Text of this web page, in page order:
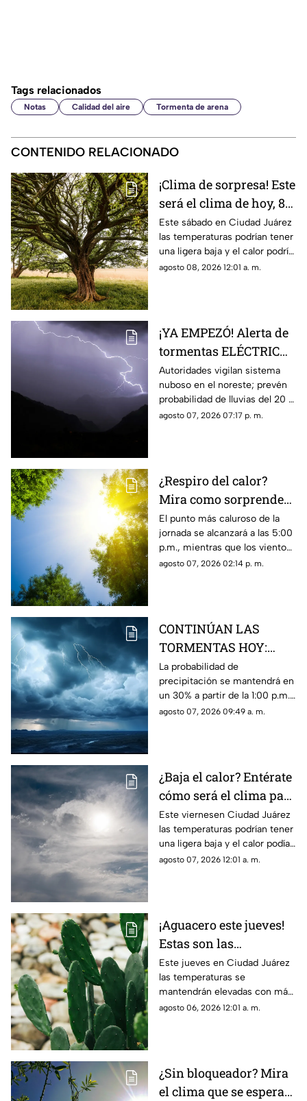
Tags relacionados
Notas Calidad del aire Tormenta de arena
CONTENIDO RELACIONADO
¡Clima de sorpresa! Este
será el clima de hoy, 8
de agosto, en Ciudad
Juárez
Este sábado en Ciudad Juárez
las temperaturas podrían tener
una ligera baja y el calor podría
dar un respiro
agosto 08, 2026 12:01 a. m.
¡YA EMPEZÓ! Alerta de
tormentas ELÉCTRICAS
para este viernes se
mantiene vigente:
Protección civil
Autoridades vigilan sistema
nuboso en el noreste; prevén
probabilidad de lluvias del 20 al
30% con riesgo de granizo,
agosto 07, 2026 07:17 p. m.
¿Respiro del calor?
Mira como sorprenderá
el clima de mañana 8
de agosto, en Ciudad
Juárez
El punto más caluroso de la
jornada se alcanzará a las 5:00
p.m., mientras que los vientos
registrarán velocidades de
agosto 07, 2026 02:14 p. m.
CONTINÚAN LAS
TORMENTAS HOY:
Mira las
probabilidades de
lluvia y VIENTOS para
este viernes en Ciudad
La probabilidad de
precipitación se mantendrá en
un 30% a partir de la 1:00 p.m.,
acompañada de vientos de
agosto 07, 2026 09:49 a. m.
¿Baja el calor? Entérate
cómo será el clima para
hoy, 7 de agosto, en
Ciudad Juárez
Este viernesen Ciudad Juárez
las temperaturas podrían tener
una ligera baja y el calor podía
dar un respiro este viernes
agosto 07, 2026 12:01 a. m.
¡Aguacero este jueves!
Estas son las
probabilidades de
lluvia para el clima de
hoy en Ciudad Juárez
Este jueves en Ciudad Juárez
las temperaturas se
mantendrán elevadas con más
de 40 grados y probabilidad de
agosto 06, 2026 12:01 a. m.
¿Sin bloqueador? Mira
el clima que se espera